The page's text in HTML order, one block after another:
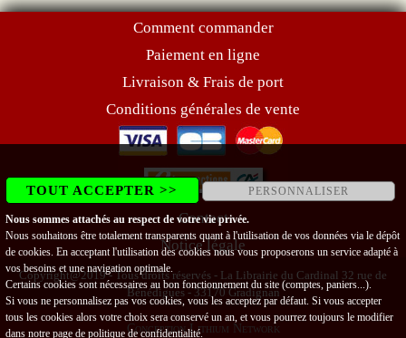
Comment commander
Paiement en ligne
Livraison & Frais de port
Conditions générales de vente
Contact
Notice légale
Copyright@2019 - Tous droits réservés - La Librairie du Cardinal 32 rue de
Bénédigues - 33170 Gradignan
Conception Lithium Network
TOUT ACCEPTER >> PERSONNALISER
Nous sommes attachés au respect de votre vie privée.
Nous souhaitons être totalement transparents quant à l'utilisation de vos données via le dépôt
de cookies. En acceptant l'utilisation des cookies nous vous proposerons un service adapté à
vos besoins et une navigation optimale.
Certains cookies sont nécessaires au bon fonctionnement du site (comptes, paniers...).
Si vous ne personnalisez pas vos cookies, vous les acceptez par défaut. Si vous accepter
tous les cookies alors votre choix sera conservé un an, et vous pourrez toujours le modifier
dans notre page de politique de confidentialité.